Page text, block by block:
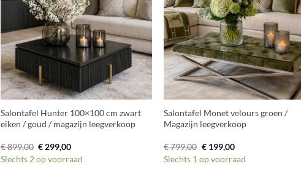
+
Salontafel Hunter 100×100 cm zwart
eiken / goud / magazijn leegverkoop
€899,00 Oorspronkelijke
was:
€ 299,00Huidige
prijs
is:
Slechts 2 op voorraad
Salontafel Monet velours groen /
Magazijn leegverkoop
€799,00 Oorspronkelijke
was:
€199,00Huidige
prijs
is:
Slechts 1 op voorraad